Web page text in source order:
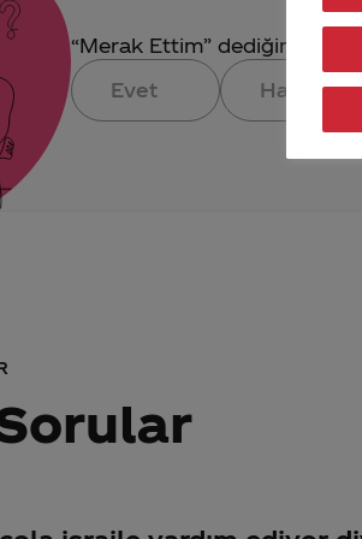
“Merak Ettim” dediğin
Evet
Hayır